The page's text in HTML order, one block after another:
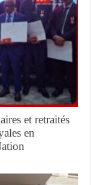
et retraités
en